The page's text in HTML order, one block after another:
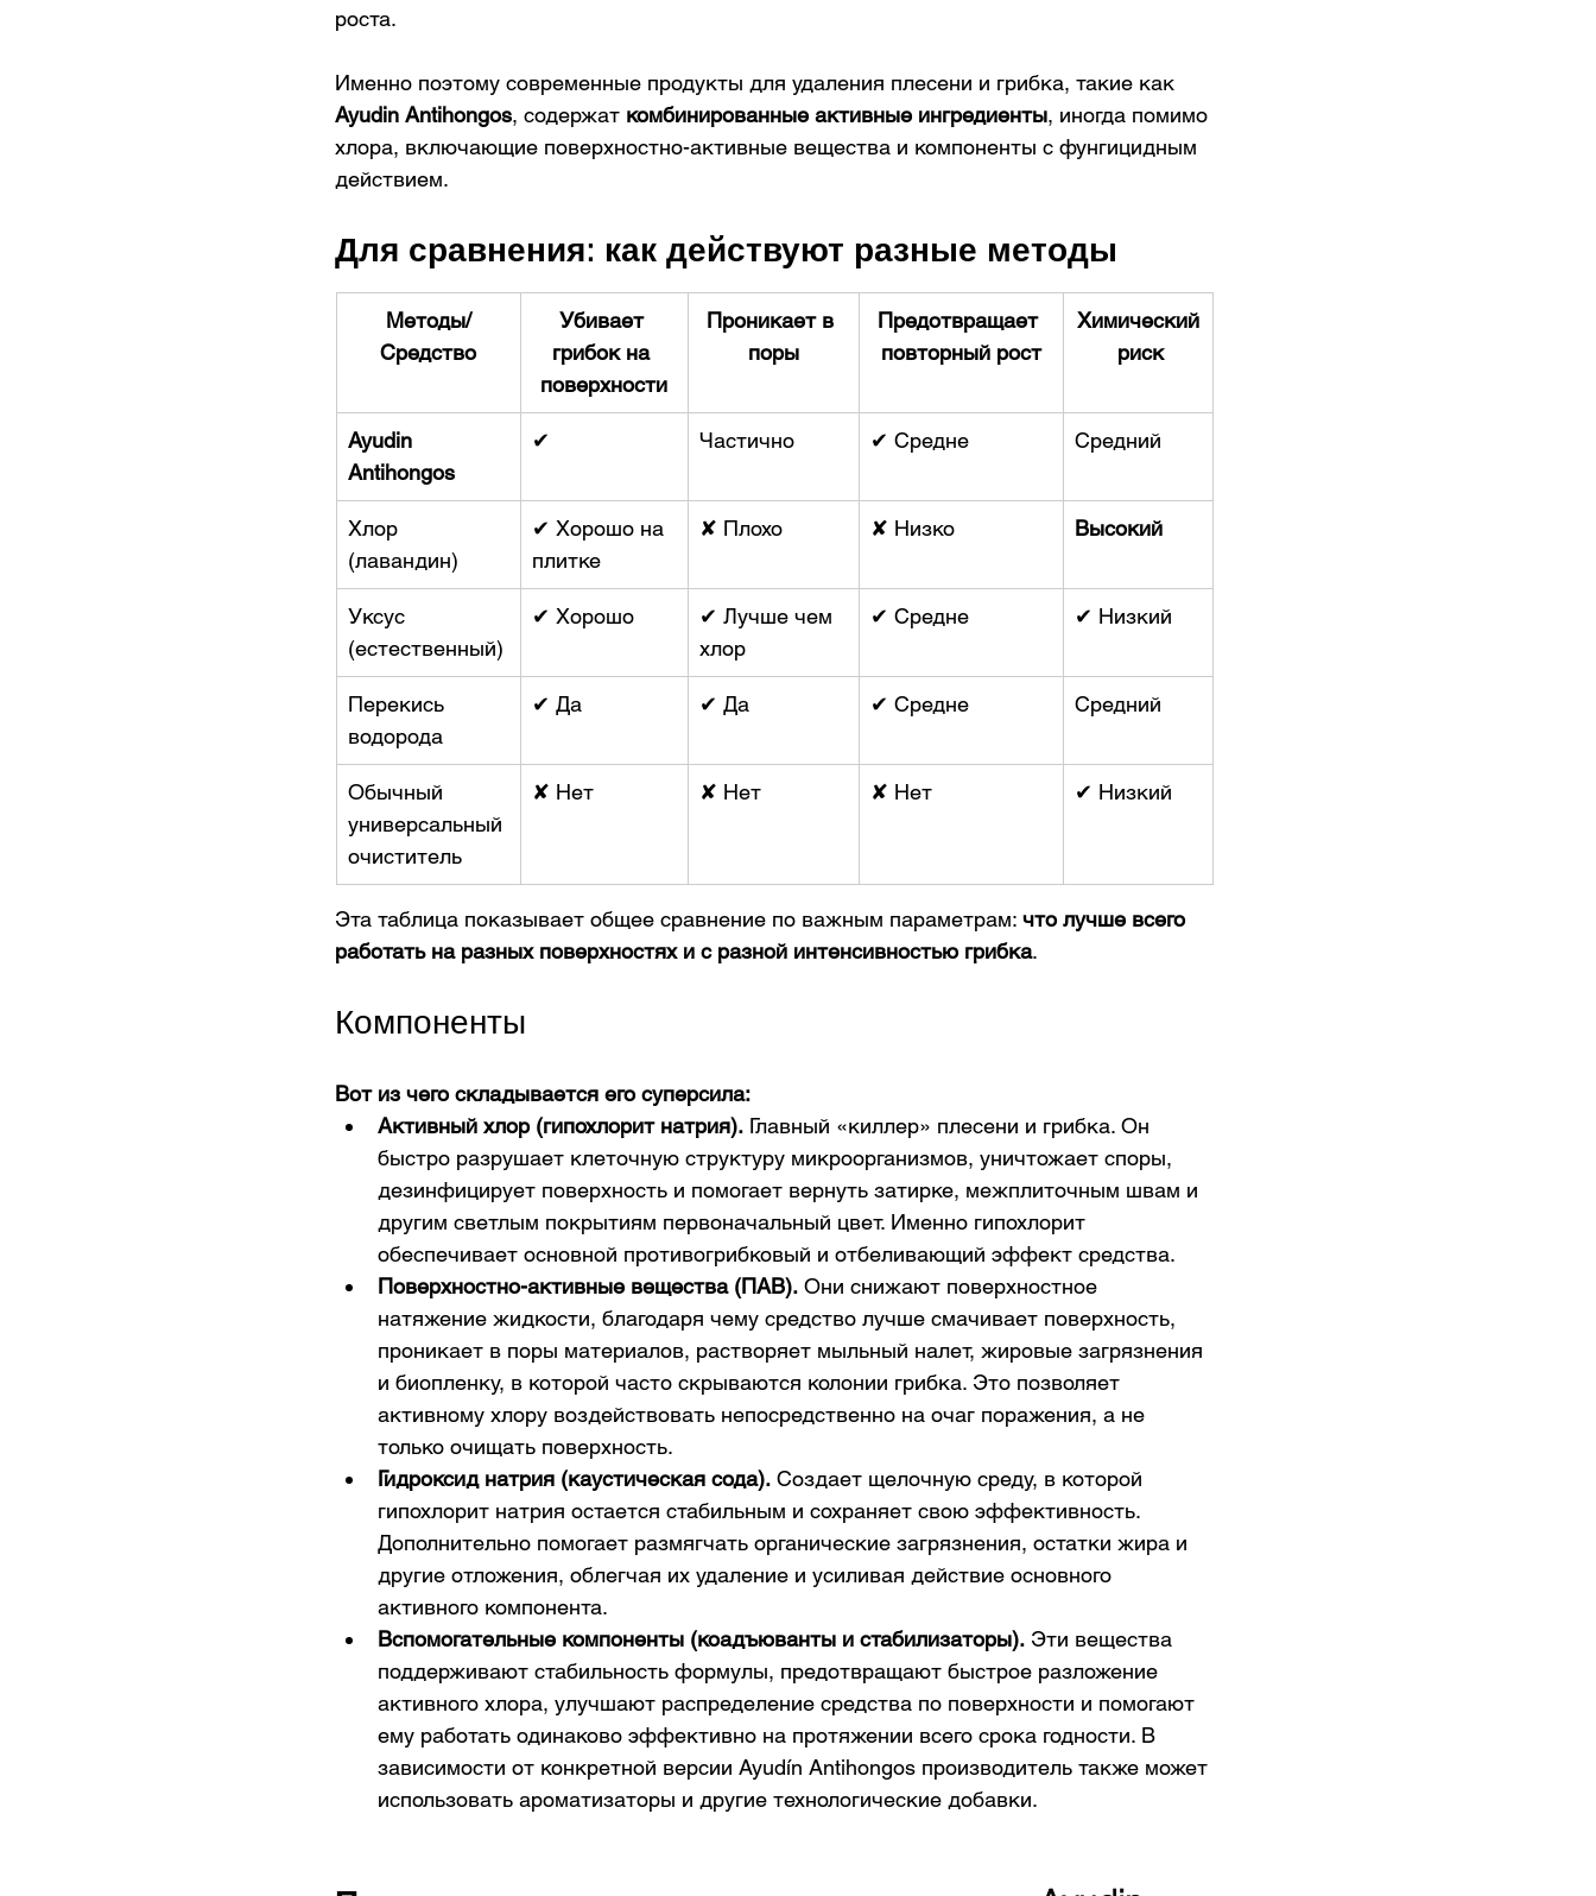
роста.
Именно поэтому современные продукты для удаления плесени и грибка, такие как
Ayudin Antihongos, содержат комбинированные активные ингредиенты, иногда помимо
хлора, включающие поверхностно-активные вещества и компоненты с фунгицидным
действием.
Для сравнения: как действуют разные методы
Методы/
Средство
Убивает
грибок на
поверхности
Проникает в
поры
Предотвращает
повторный рост
Химический
риск
Ayudin
Antihongos
✔ Частично ✔ Средне Средний
Хлор
(лавандин)
✔ Хорошо на
плитке
✘ Плохо ✘ Низко Высокий
Уксус
(естественный)
✔ Хорошо
✔ Лучше чем
хлор
✔ Средне ✔ Низкий
Перекись
водорода
✔ Да ✔ Да ✔ Средне Средний
Обычный
универсальный
очиститель
✘ Нет ✘ Нет ✘ Нет ✔ Низкий
Эта таблица показывает общее сравнение по важным параметрам: что лучше всего
работать на разных поверхностях и с разной интенсивностью грибка.
Компоненты
Вот из чего складывается его суперсила:
Активный хлор (гипохлорит натрия). Главный «киллер» плесени и грибка. Он
быстро разрушает клеточную структуру микроорганизмов, уничтожает споры,
дезинфицирует поверхность и помогает вернуть затирке, межплиточным швам и
другим светлым покрытиям первоначальный цвет. Именно гипохлорит
обеспечивает основной противогрибковый и отбеливающий эффект средства.
Поверхностно-активные вещества (ПАВ). Они снижают поверхностное
натяжение жидкости, благодаря чему средство лучше смачивает поверхность,
проникает в поры материалов, растворяет мыльный налет, жировые загрязнения
и биопленку, в которой часто скрываются колонии грибка. Это позволяет
активному хлору воздействовать непосредственно на очаг поражения, а не
только очищать поверхность.
Гидроксид натрия (каустическая сода). Создает щелочную среду, в которой
гипохлорит натрия остается стабильным и сохраняет свою эффективность.
Дополнительно помогает размягчать органические загрязнения, остатки жира и
другие отложения, облегчая их удаление и усиливая действие основного
активного компонента.
Вспомогательные компоненты (коадъюванты и стабилизаторы). Эти вещества
поддерживают стабильность формулы, предотвращают быстрое разложение
активного хлора, улучшают распределение средства по поверхности и помогают
ему работать одинаково эффективно на протяжении всего срока годности. В
зависимости от конкретной версии Ayudín Antihongos производитель также может
использовать ароматизаторы и другие технологические добавки.